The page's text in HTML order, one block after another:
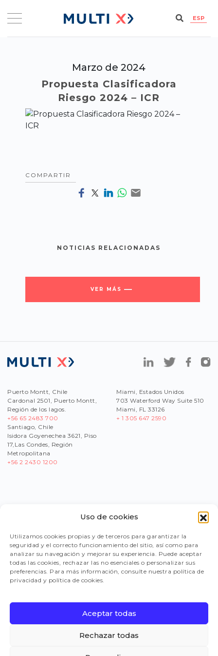
Uso de cookies
Utilizamos cookies propias y de terceros para garantizar la
seguridad y el correcto funcionamiento del sitio, así como para
analizar su navegación y mejorar su experiencia. Puede aceptar
todas las cookies, rechazar las no esenciales o personalizar sus
preferencias. Para más información, consulte nuestra política de
privacidad y política de cookies.
Aceptar todas
Rechazar todas
ESP
Marzo de 2024
Propuesta Clasificadora
Riesgo 2024 – ICR
COMPARTIR
NOTICIAS RELACIONADAS
VER MÁS
Puerto Montt, Chile
Cardonal 2501, Puerto Montt,
Región de los lagos.
+56 65 2483 700
Santiago, Chile
Isidora Goyenechea 3621, Piso
17,Las Condes, Región
Metropolitana
+56 2 2430 1200
Miami, Estados Unidos
703 Waterford Way Suite 510
Miami, FL 33126
+ 1 305 647 2590
PORTAL PROVEEDORES
LEGISLACIÓN